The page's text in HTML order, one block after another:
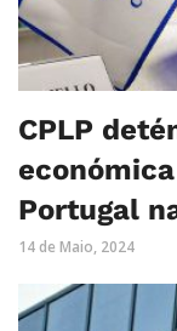
CPLP
Portugal
14 de Maio, 2024